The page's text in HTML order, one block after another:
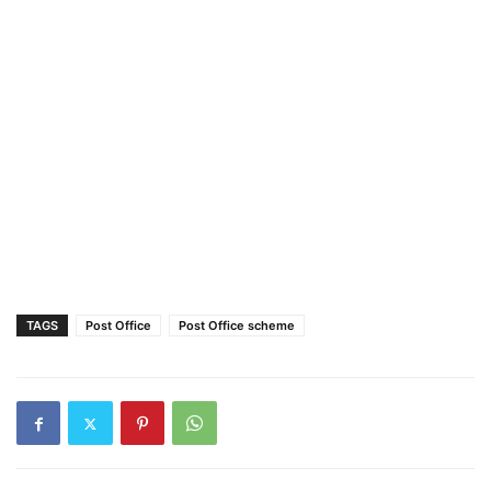
TAGS Post Office Post Office scheme